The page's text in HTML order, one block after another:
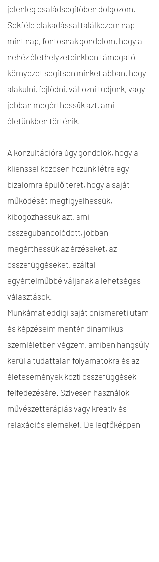
jelenleg családsegítőben dolgozom.
Sokféle elakadással találkozom nap
mint nap, fontosnak gondolom, hogy a
nehéz élethelyzeteinkben támogató
környezet segítsen minket abban, hogy
alakulni, fejlődni, változni tudjunk, vagy
jobban megérthessük azt, ami
életünkben történik.
A konzultációra úgy gondolok, hogy a
klienssel közösen hozunk létre egy
bizalomra épülő teret, hogy a saját
működését megfigyelhessük,
kibogozhassuk azt, ami
összegubancolódott, jobban
megérthessük az érzéseket, az
összefüggéseket, ezáltal
egyértelműbbé váljanak a lehetséges
választások.
Munkámat eddigi saját önismereti utam
és képzéseim mentén dinamikus
szemléletben végzem, amiben hangsúly
kerül a tudattalan folyamatokra és az
életesemények közti összefüggések
felfedezésére. Szívesen használok
művészetterápiás vagy kreatív és
relaxációs elemeket. De legfőképpen